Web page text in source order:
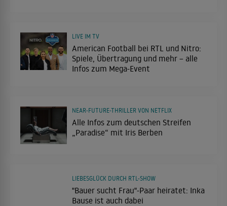
American Football bei RTL und Nitro:
Spiele, Übertragung und mehr – alle
Infos zum Mega-Event
LIVE IM TV
Alle Infos zum deutschen Streifen
„Paradise“ mit Iris Berben
NEAR-FUTURE-THRILLER VON NETFLIX
"Bauer sucht Frau"-Paar heiratet: Inka
Bause ist auch dabei
LIEBESGLÜCK DURCH RTL-SHOW